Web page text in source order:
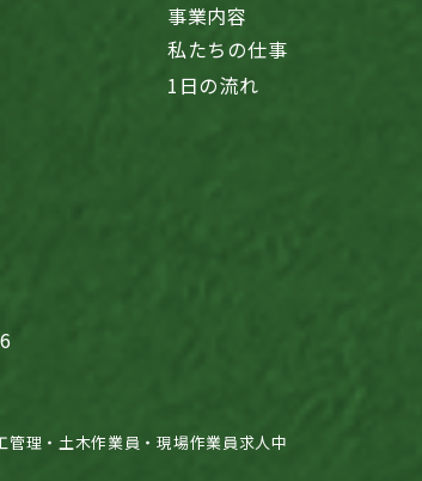
事業内容
私たちの仕事
1日の流れ
理・土木作業員・現場作業員求人中